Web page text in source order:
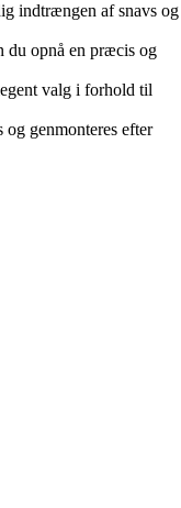
indtrængen af snavs og
du opnå en præcis og
valg i forhold til
genmonteres efter